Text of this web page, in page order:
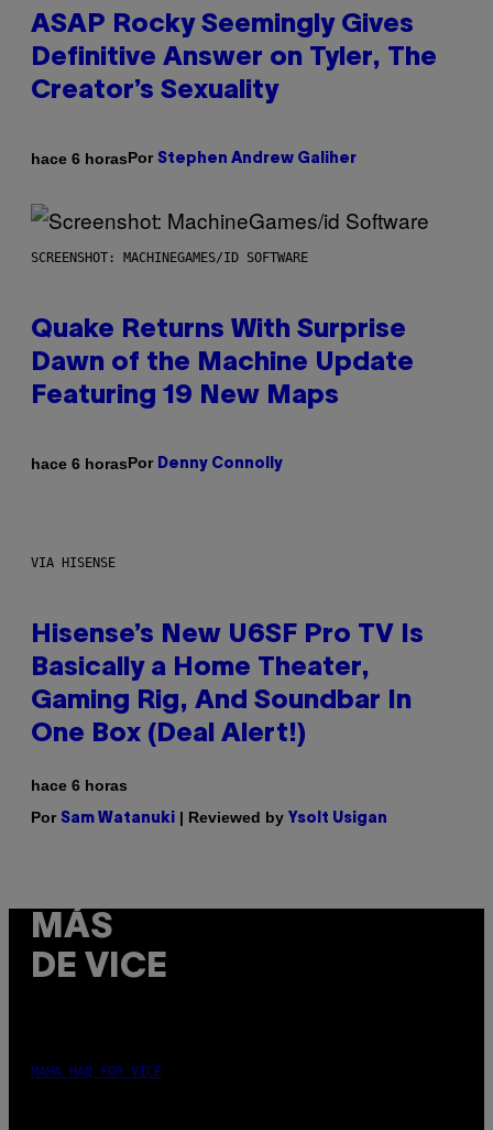
ASAP Rocky Seemingly Gives
Definitive Answer on Tyler, The
Creator’s Sexuality
hace 6 horasPor Stephen Andrew Galiher
SCREENSHOT: MACHINEGAMES/ID SOFTWARE
Quake Returns With Surprise
Dawn of the Machine Update
Featuring 19 New Maps
hace 6 horasPor Denny Connolly
VIA HISENSE
Hisense’s New U6SF Pro TV Is
Basically a Home Theater,
Gaming Rig, And Soundbar In
One Box (Deal Alert!)
hace 6 horas
Por Sam Watanuki | Reviewed by Ysolt Usigan
MÁS
DE VICE
MAHA HAQ FOR VICE